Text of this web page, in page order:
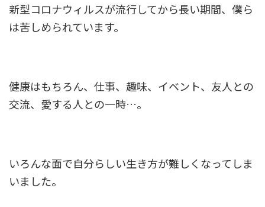
新型コロナウィルスが流行してから長い期間、僕ら
は苦しめられています。
健康はもちろん、仕事、趣味、イベント、友人との
交流、愛する人との一時…。
いろんな面で自分らしい生き方が難しくなってしま
いました。